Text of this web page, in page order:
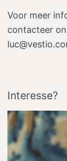
Voor meer
contacteer
Interesse?